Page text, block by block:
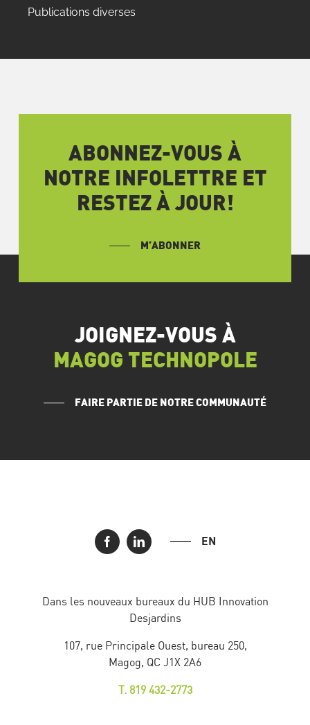
Publications diverses
ABONNEZ-VOUS À
NOTRE INFOLETTRE ET
RESTEZ À JOUR!
M’ABONNER
JOIGNEZ-VOUS À
MAGOG TECHNOPOLE
FAIRE PARTIE DE NOTRE COMMUNAUTÉ
EN
Dans les nouveaux bureaux du HUB Innovation
Desjardins
107, rue Principale Ouest, bureau 250,
Magog, QC J1X 2A6
T. 819 432-2773